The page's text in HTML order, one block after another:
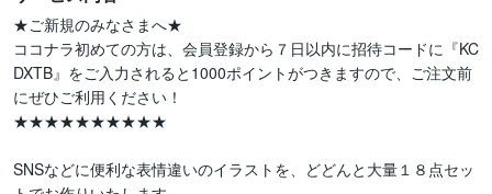
★ご新規のみなさまへ★
ココナラ初めての方は、会員登録から７日以内に招待コードに『KC
DXTB』をご入力されると1000ポイントがつきますので、ご注文前
にぜひご利用ください！
★★★★★★★★★★
SNSなどに便利な表情違いのイラストを、どどんと大量１８点セッ